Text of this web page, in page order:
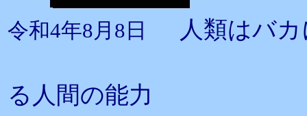
令和4年8月8日
人類はバ
る人間の能力